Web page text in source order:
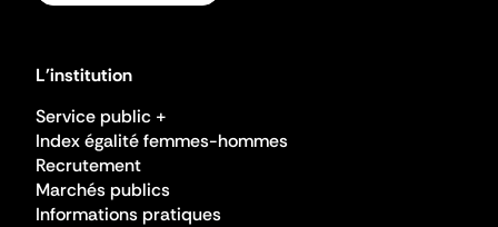
L'institution
Service public +
Index égalité femmes-hommes
Recrutement
Marchés publics
Informations pratiques